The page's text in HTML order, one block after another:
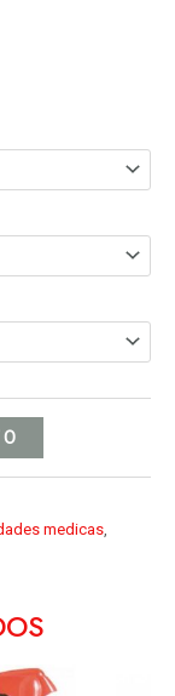
medicas